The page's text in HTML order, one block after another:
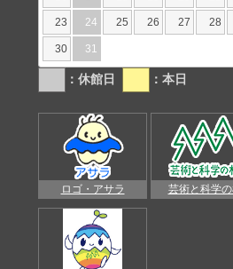
23 24 25 26 27 28
30 31
：休館日 ：本日
ロゴ・アサラ 芸術と科学